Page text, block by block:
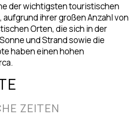
der wichtigsten touristischen
ihrer großen Anzahl von
Orten, die sich in der
und Strand sowie die
haben einen hohen
ZEITEN